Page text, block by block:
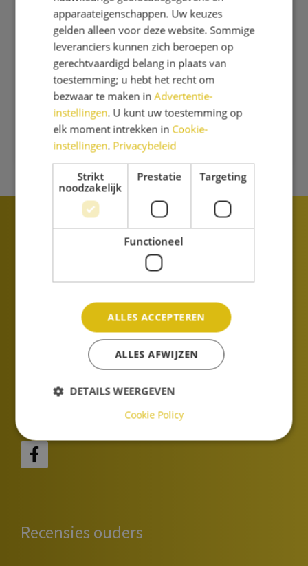
2024 EBHaarlem
administratie.bavinck@twijs.nl
+31 (0)23 52 57 306
Recensies ouders
apparaateigenschappen. Uw keuzes
gelden alleen voor deze website. Sommige
leveranciers kunnen zich beroepen op
gerechtvaardigd belang in plaats van
toestemming; u hebt het recht om
bezwaar te maken inAdvertentie-
instellingen. U kunt uw toestemming op
elk moment intrekken in Cookie-
instellingen. Privacybeleid
Strikt
noodzakelijk
Prestatie Targeting
Functioneel
ALLES ACCEPTEREN
ALLES AFWIJZEN
DETAILS WEERGEVEN
Cookie Policy